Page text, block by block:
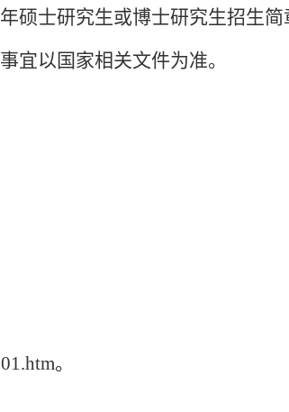
硕士研究生或博士研究生招生简
宜以国家相关文件为准。
。